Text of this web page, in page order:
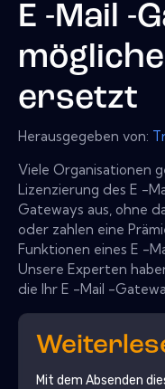
E -Mail -
ersetzt
Herausgegeben von:
Viele Organisationen
Lizenzierung des E -
Gateways aus, ohne
oder zahlen eine
Funktionen eines E -
Unsere Experten
die Ihr E -Mail -
Mit dem Absenden